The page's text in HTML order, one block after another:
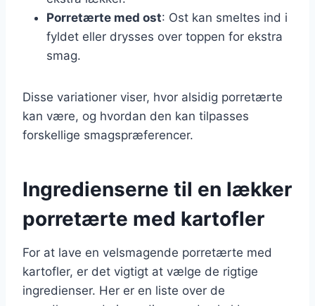
Porretærte med ost: Ost kan smeltes ind i
fyldet eller drysses over toppen for ekstra
smag.
Disse variationer viser, hvor alsidig porretærte
kan være, og hvordan den kan tilpasses
forskellige smagspræferencer.
Ingredienserne til en lækker
porretærte med kartofler
For at lave en velsmagende porretærte med
kartofler, er det vigtigt at vælge de rigtige
ingredienser. Her er en liste over de